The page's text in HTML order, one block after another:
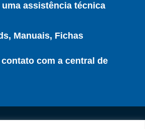
assistência técnica
Manuais, Fichas
contato com a central de